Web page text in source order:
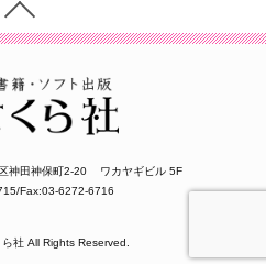
神田神保町2-20
ワカヤギビル 5F
Fax:03-6272-6716
社 All Rights Reserved.